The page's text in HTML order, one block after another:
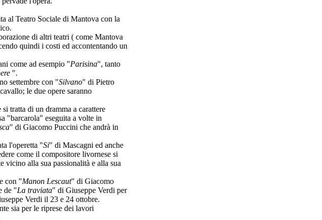
al Teatro Sociale di Mantova con la
di altri teatri ( come Mantova
quindi i costi ed accontentando un
come ad esempio "Parisina", tanto
".
settembre con "Silvano" di Pietro
le due opere saranno
tratta di un dramma a carattere
"barcarola" eseguita a volte in
" di Giacomo Puccini che andrà in
l'operetta "Si" di Mascagni ed anche
come il compositore livornese si
vicino alla sua passionalità e alla sua
con "Manon Lescaut" di Giacomo
de "La traviata" di Giuseppe Verdi per
Verdi il 23 e 24 ottobre.
sia per le riprese dei lavori